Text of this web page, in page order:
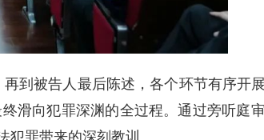
到被告人最后陈述，各个环节有序开
滑向犯罪深渊的全过程。通过旁听庭
罪带来的深刻教训。